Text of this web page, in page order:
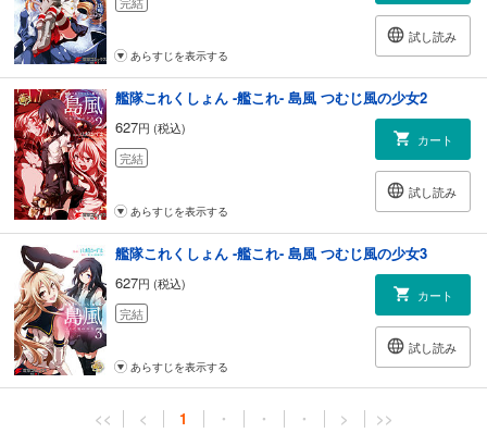
試し読み
あらすじを表示する
艦隊これくしょん -艦これ- 島風 つむじ風の少女2
627円 (税込)
完結
カート
試し読み
あらすじを表示する
艦隊これくしょん -艦これ- 島風 つむじ風の少女3
627円 (税込)
完結
カート
試し読み
あらすじを表示する
<< < 1 ・ ・ ・ > >>